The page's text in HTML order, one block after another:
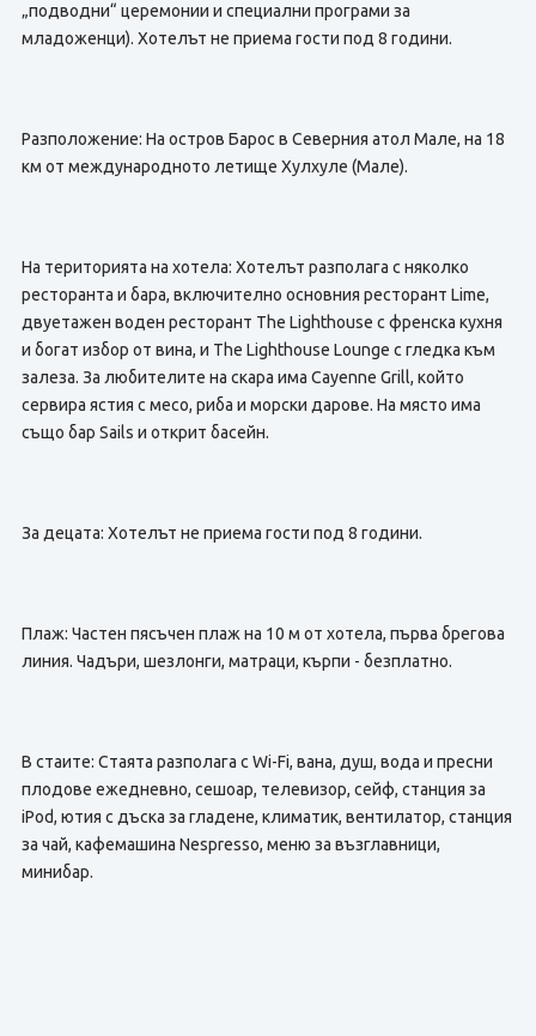
„подводни“ церемонии и специални програми за
младоженци). Хотелът не приема гости под 8 години.
Разположение: На остров Барос в Северния атол Мале, на 18
км от международното летище Хулхуле (Мале).
На територията на хотела: Хотелът разполага с няколко
ресторанта и бара, включително основния ресторант Lime,
двуетажен воден ресторант The Lighthouse с френска кухня
и богат избор от вина, и The Lighthouse Lounge с гледка към
залеза. За любителите на скара има Cayenne Grill, който
сервира ястия с месо, риба и морски дарове. На място има
също бар Sails и открит басейн.
За децата: Хотелът не приема гости под 8 години.
Плаж: Частен пясъчен плаж на 10 м от хотела, първа брегова
линия. Чадъри, шезлонги, матраци, кърпи - безплатно.
В стаите: Стаята разполага с Wi-Fi, вана, душ, вода и пресни
плодове ежедневно, сешоар, телевизор, сейф, станция за
iPod, ютия с дъска за гладене, климатик, вентилатор, станция
за чай, кафемашина Nespresso, меню за възглавници,
минибар.